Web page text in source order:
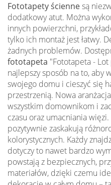
Fototapety ściennesą
dodatkowy atut. Można
innych powierzchni,
tylko ich montaż jest łatwy.
żadnych problemów.
fototapeta "Fototapeta -
najlepszy sposób na to, aby
swojego domu i cieszyć się
przestrzenią. Nowa
wszystkim domownikom i
czasu oraz umacniania więzi.
pozytywnie zaskakują
kolorystycznych. Każdy
dotyczy to nawet bardzo
powstają z bezpiecznych,
materiałów, dzięki czemu